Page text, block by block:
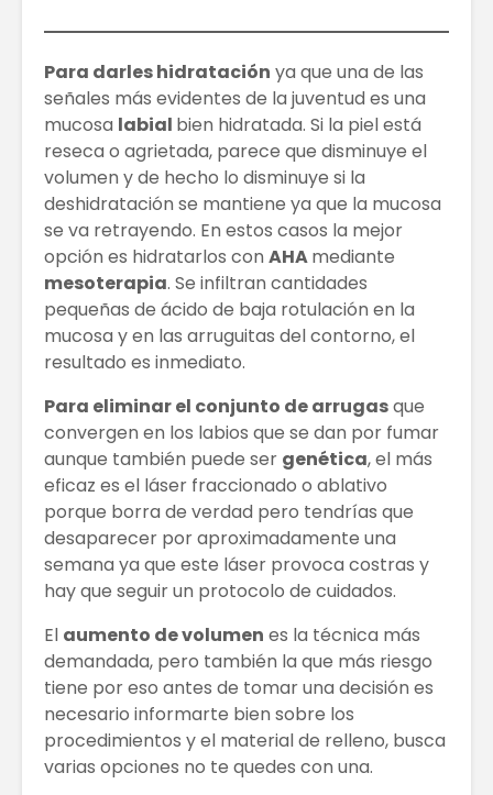
Para darles hidratación ya que una de las
señales más evidentes de la juventud es una
mucosa labial bien hidratada. Si la piel está
reseca o agrietada, parece que disminuye el
volumen y de hecho lo disminuye si la
deshidratación se mantiene ya que la mucosa
se va retrayendo. En estos casos la mejor
opción es hidratarlos con AHAmediante
mesoterapia. Se infiltran cantidades
pequeñas de ácido de baja rotulación en la
mucosa y en las arruguitas del contorno, el
resultado es inmediato.
Para eliminar el conjunto de arrugasque
convergen en los labios que se dan por fumar
aunque también puede ser genética, el más
eficaz es el láser fraccionado o ablativo
porque borra de verdad pero tendrías que
desaparecer por aproximadamente una
semana ya que este láser provoca costras y
hay que seguir un protocolo de cuidados.
El aumento de volumen es la técnica más
demandada, pero también la que más riesgo
tiene por eso antes de tomar una decisión es
necesario informarte bien sobre los
procedimientos y el material de relleno, busca
varias opciones no te quedes con una.